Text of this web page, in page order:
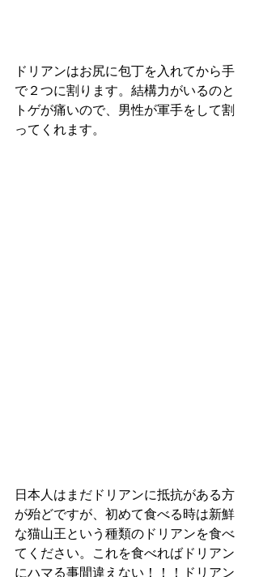
ドリアンはお尻に包丁を入れてから手
で２つに割ります。結構力がいるのと
トゲが痛いので、男性が軍手をして割
ってくれます。
日本人はまだドリアンに抵抗がある方
が殆どですが、初めて食べる時は新鮮
な猫山王という種類のドリアンを食べ
てください。これを食べればドリアン
にハマる事間違えない！！！ドリアン